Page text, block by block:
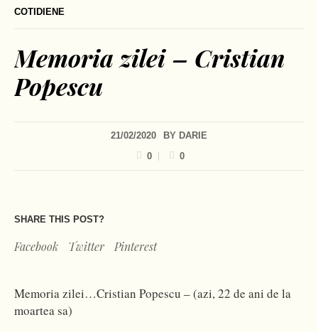
COTIDIENE
Memoria zilei – Cristian
Popescu
21/02/2020 BY DARIE
0
0
SHARE THIS POST?
Facebook Twitter Pinterest
Memoria zilei…Cristian Popescu – (azi, 22 de ani de la
moartea sa)